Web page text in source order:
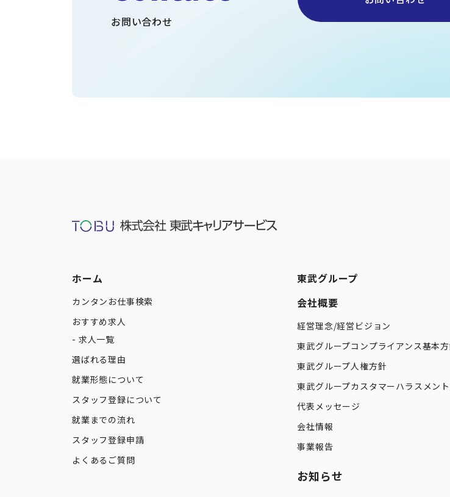
お問い合わせ
ホーム
カンタンお仕事検索
おすすめ求人
求人一覧
選ばれる理由
就業形態について
スタッフ登録について
就業までの流れ
スタッフ登録申請
よくあるご質問
東武グループ
会社概要
経営理念/経営ビジョン
東武グループコンプライアンス基本
東武グループ人権方針
東武グループカスタマーハラスメン
代表メッセージ
会社情報
事業報告
お知らせ